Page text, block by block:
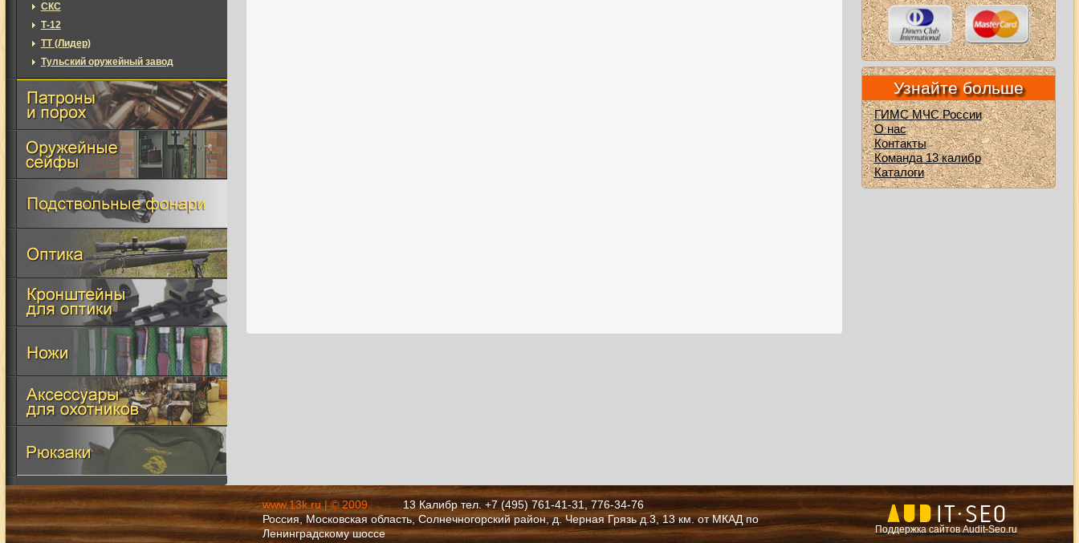
СКС
Т-12
ТТ (Лидер)
Тульский оружейный завод
Узнайте больше
ГИМС МЧС России
О нас
Контакты
Команда 13 калибр
Каталоги
www.13k.ru | © 2009
13 Калибр тел. +7 (495) 761-41-31, 776-34-76
Россия, Московская область, Солнечногорский район, д. Черная Грязь д.3, 13 км. от МКАД по
Ленинградскому шоссе
Поддержка сайтов Audit-Seo.ru